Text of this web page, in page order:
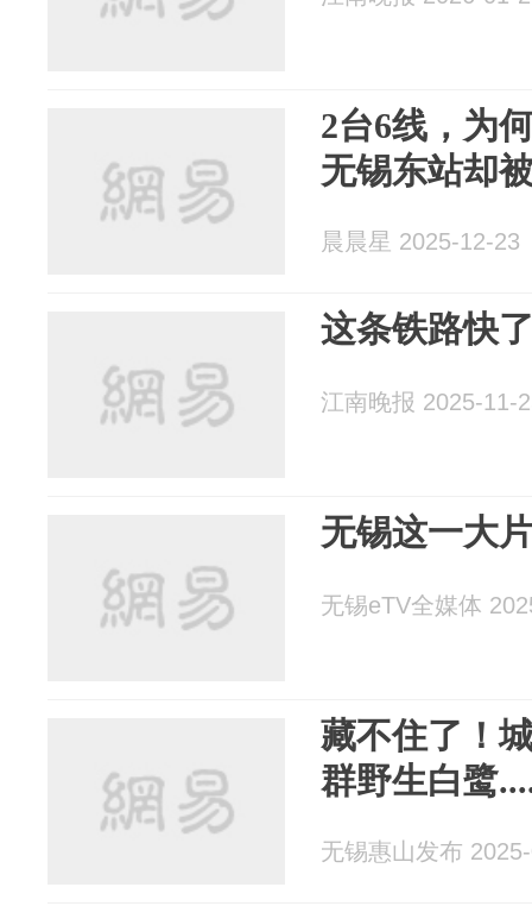
2台6线，为
无锡东站却
晨晨星 2025-12-23
这条铁路快
江南晚报 2025-11-
无锡这一大
无锡eTV全媒体
藏不住了！
群野生白鹭
无锡惠山发布